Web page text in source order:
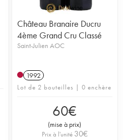
Château Branaire Ducru
4ème Grand Cru Classé
Saint-Julien AOC
1992
Lot de 2 bouteilles | 0 enchère
60€
(mise à prix)
Prix à l'unité 30€